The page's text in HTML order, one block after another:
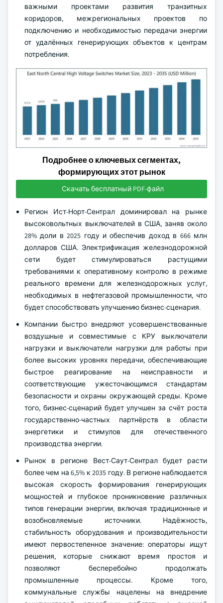
важными проектами развития транзитных
коридоров, межрегиональных проектов по
подключению и необходимостью передачи энергии
от удалённых генерирующих объектов к центрам
потребления.
Подробнее о ключевых сегментах,
формирующих этот рынок
Скачать бесплатный PDF-файл
Регион Ист-Норт-Сентрал доминировал на рынке
высоковольтных выключателей в США, заняв около
28% доли в 2025 году и обеспечив доход в 666 млн
долларов США. Электрификация железнодорожной
сети будет стимулироваться растущими
требованиями к оперативному контролю в режиме
реального времени для железнодорожных услуг,
необходимых в нефтегазовой промышленности, что
будет способствовать улучшению бизнес-сценария.
Компании быстро внедряют усовершенствованные
воздушные и совместимые с КРУ выключатели
нагрузки и выключатели нагрузки для работы при
более высоких уровнях передачи, обеспечивающие
быстрое реагирование на неисправности и
соответствующие ужесточающимся стандартам
безопасности и охраны окружающей среды. Кроме
того, бизнес-сценарий будет улучшен за счёт роста
государственно-частных партнёрств в области
энергетики и стимулов для отечественного
производства энергии.
Рынок в регионе Вест-Саут-Сентрал будет расти
более чем на 6,5% к 2035 году. В регионе наблюдается
высокая скорость формирования генерирующих
мощностей и глубокое проникновение различных
типов генерации энергии, включая традиционные и
возобновляемые источники. Надёжность,
стабильность оборудования и производительности
имеют первостепенное значение: операторы ищут
решения, которые снижают время простоя и
позволяют бесперебойно продолжать
промышленные процессы. Кроме того,
коммунальные службы нацелены на внедрение